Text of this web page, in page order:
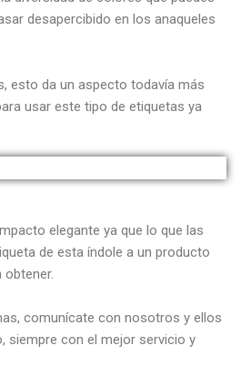
desapercibido en los anaqueles
esto da un aspecto todavía más
usar este tipo de etiquetas ya
elegante ya que lo que las
de esta índole a un producto
comunícate con nosotros y ellos
siempre con el mejor servicio y